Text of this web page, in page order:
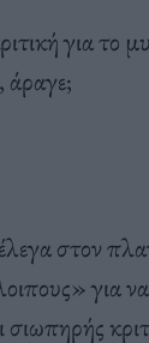
για το
άραγε;
στον
για